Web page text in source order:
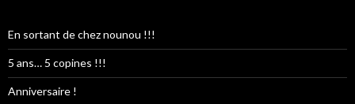
En sortant de chez nounou !!!
5 ans… 5 copines !!!
Anniversaire !